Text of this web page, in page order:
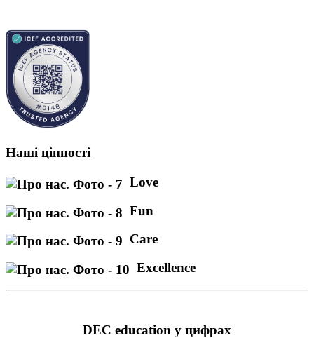
Наші цінності
Love
Fun
Care
Excellence
DEC education у цифрах